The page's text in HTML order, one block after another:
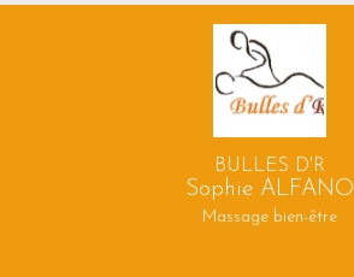
BULLES D'R
Sophie ALFANO
Massage bien-être